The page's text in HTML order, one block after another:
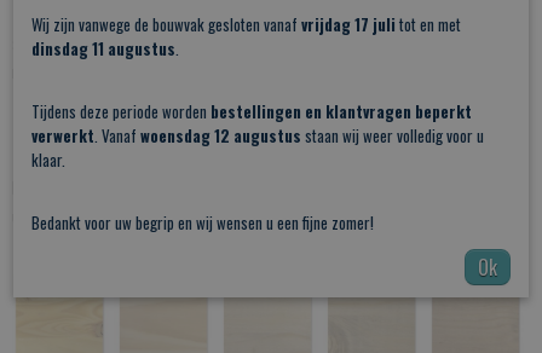
Deze loftdeur met glas op maat wordt gemaakt met een
sterke pen en gat verbinding en is toepasbaar in combinatie
Deurdikte 40 mm.
Deze deur is schroevrij en dus meteen overschilderbaar of te
uiteraard door één van onze vaklieden laten uitvoeren!
BESTEL DEZE SCHUIFDEUR 1 VAN DE VOLGENDE KLEUREN:
Wij zijn vanwege de bouwvak gesloten vanaf vrijdag 17 juli tot en met
dinsdag 11 augustus.
Tijdens deze periode worden bestellingen en klantvragen beperkt
verwerkt. Vanaf woensdag 12 augustus staan wij weer volledig voor u
klaar.
Bedankt voor uw begrip en wij wensen u een fijne zomer!
Ok